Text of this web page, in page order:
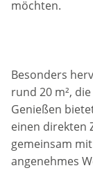
möchten.
Besonders
rund 20 m²,
Genießen
einen direkten
gemeinsam
angenehmes